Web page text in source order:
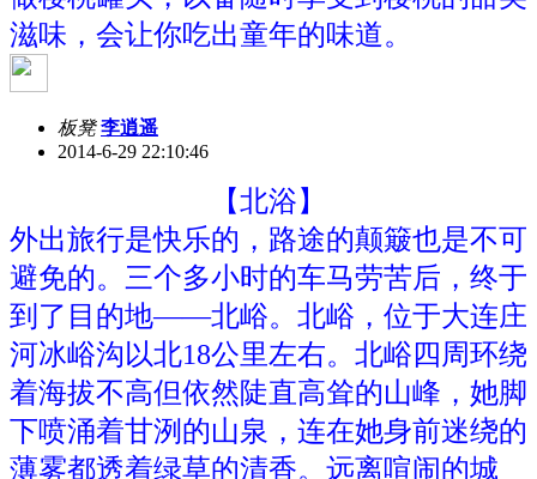
滋味，会让你吃出童年的味道。
板凳 李逍遥
2014-6-29 22:10:46
【北浴】
外出旅行是快乐的，路途的颠簸也是不可
避免的。三个多小时的车马劳苦后，终于
到了目的地——北峪。北峪，位于大连庄
河冰峪沟以北18公里左右。北峪四周环绕
着海拔不高但依然陡直高耸的山峰，她脚
下喷涌着甘洌的山泉，连在她身前迷绕的
薄雾都透着绿草的清香。远离喧闹的城